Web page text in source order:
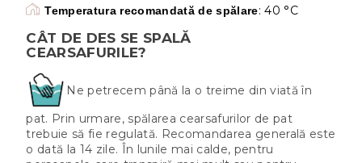
Temperatura recomandată de spălare: 40 °C
CÂT DE DES SE SPALĂ
CEARSAFURILE?
Ne petrecem până la o treime din viată în
pat. Prin urmare, spălarea cearsafurilor de pat
trebuie să fie regulată. Recomandarea generală este
o dată la 14 zile. În lunile mai calde, pentru